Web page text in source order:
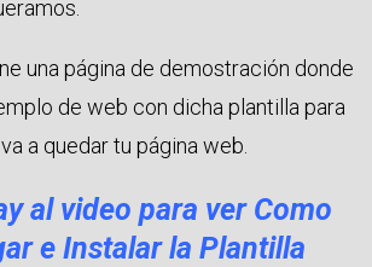
una página de demostración donde
de web con dicha plantilla para
a quedar tu página web.
al video para ver Como
e Instalar la Plantilla